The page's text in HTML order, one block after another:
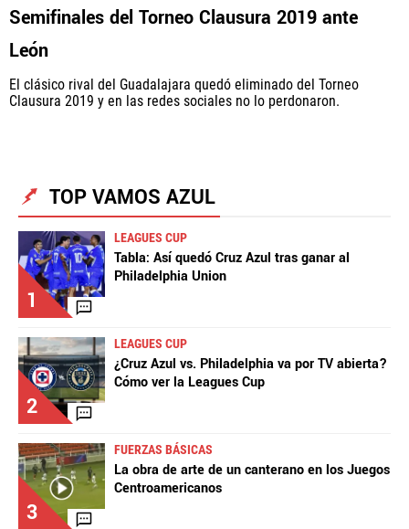
Semifinales del Torneo Clausura 2019 ante
León
El clásico rival del Guadalajara quedó eliminado del Torneo
Clausura 2019 y en las redes sociales no lo perdonaron.
TOP VAMOS AZUL
1
LEAGUES CUP
Tabla: Así quedó Cruz Azul tras ganar al
Philadelphia Union
2
LEAGUES CUP
¿Cruz Azul vs. Philadelphia va por TV abierta?
Cómo ver la Leagues Cup
3
FUERZAS BÁSICAS
La obra de arte de un canterano en los Juegos
Centroamericanos